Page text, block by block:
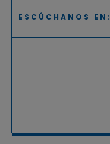
ESCÚCHANOS EN: